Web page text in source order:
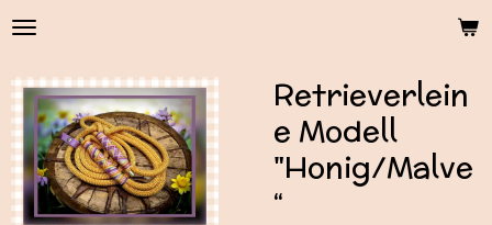
Zum
Hauptinhalt
Retrieverlein
e Modell
"Honig/Malve
“